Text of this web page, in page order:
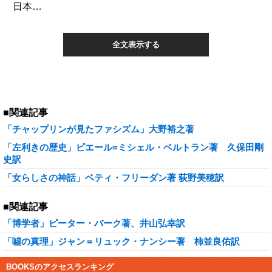
日本…
全文表示する
■関連記事
「チャップリンが見たファシズム」大野裕之著
「左利きの歴史」ピエール=ミシェル・ベルトラン著 久保田剛
史訳
「女らしさの神話」ベティ・フリーダン著 荻野美穂訳
■関連記事
「博学者」ピーター・バーク著、井山弘幸訳
「噓の真理」ジャン＝リュック・ナンシー著 柿並良佑訳
BOOKSのアクセスランキング